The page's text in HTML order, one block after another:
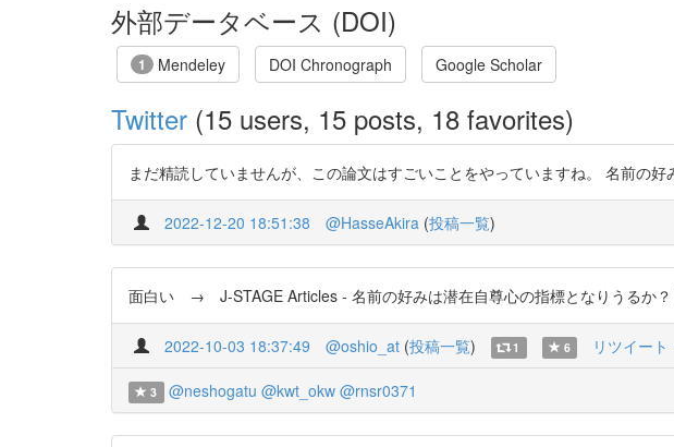
外部データベース (DOI)
1 Mendeley DOI Chronograph Google Scholar
Twitter (15 users, 15 posts, 18 favorites)
まだ精読していませんが、この論文はすごいことをやっていますね。 名前の
2022-12-20 18:51:38 @HasseAkira (投稿一覧)
面白い → J-STAGE Articles - 名前の好みは潜在自尊心の指標となりうるか
2022-10-03 18:37:49 @oshio_at (投稿一覧) 1 6 リツイー
3 @neshogatu @kwt_okw @rnsr0371